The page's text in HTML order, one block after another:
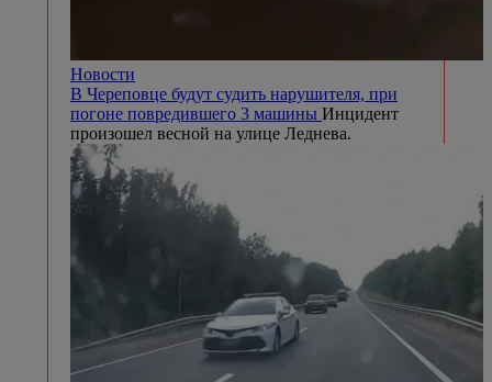
Новости
В Череповце будут судить нарушителя, при
погоне повредившего 3 машины Инцидент
произошел весной на улице Леднева.